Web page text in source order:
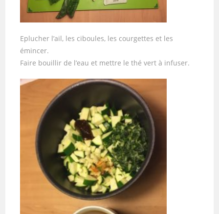
Eplucher l’ail, les ciboules, les courgettes et les
émincer.
Faire bouillir de l’eau et mettre le thé vert à infuser.